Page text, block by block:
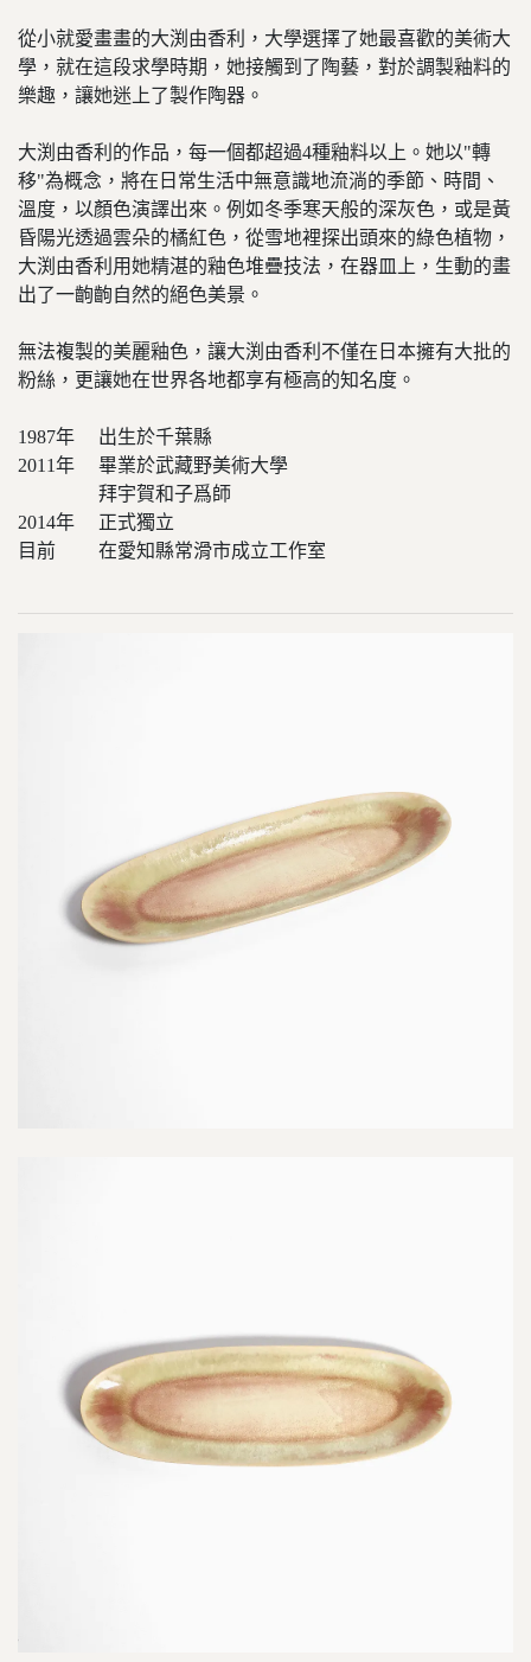
從小就愛畫畫的大渕由香利，大學選擇了她最喜歡的美術大
學，就在這段求學時期，她接觸到了陶藝，對於調製釉料的
樂趣，讓她迷上了製作陶器。
大渕由香利的作品，每一個都超過4種釉料以上。她以"轉
移"為概念，將在日常生活中無意識地流淌的季節、時間、
溫度，以顏色演譯出來。例如冬季寒天般的深灰色，或是黃
昏陽光透過雲朵的橘紅色，從雪地裡探出頭來的綠色植物，
大渕由香利用她精湛的釉色堆疊技法，在器皿上，生動的畫
出了一齣齣自然的絕色美景。
無法複製的美麗釉色，讓大渕由香利不僅在日本擁有大批的
粉絲，更讓她在世界各地都享有極高的知名度。
1987年 出生於千葉縣
2011年 畢業於武藏野美術大學
拜宇賀和子爲師
2014年 正式獨立
目前 在愛知縣常滑市成立工作室